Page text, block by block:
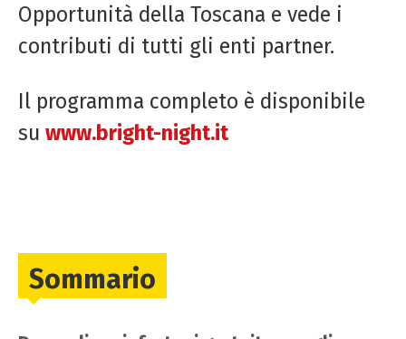
Opportunità della Toscana e vede i
contributi di tutti gli enti partner.
Il programma completo è disponibile
su www.bright-night.it
Sommario